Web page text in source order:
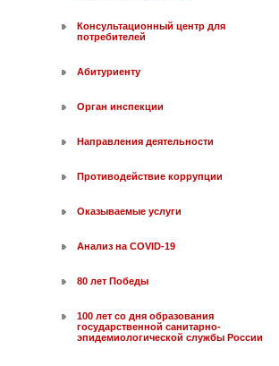
Консультационный центр для
потребителей
Абитуриенту
Орган инспекции
Направления деятельности
Противодействие коррупции
Оказываемые услуги
Анализ на COVID-19
80 лет Победы
100 лет со дня образования
государственной санитарно-
эпидемиологической службы России